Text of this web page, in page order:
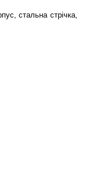
стальна стрічка,